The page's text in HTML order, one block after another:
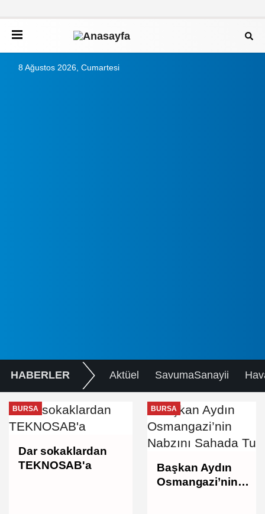
8 Ağustos 2026, Cumartesi
HABERLER Aktüel SavumaSanayii
BURSA
Dar sokaklardan
TEKNOSAB'a
BURSA
Başkan Aydın
Osmangazi’nin